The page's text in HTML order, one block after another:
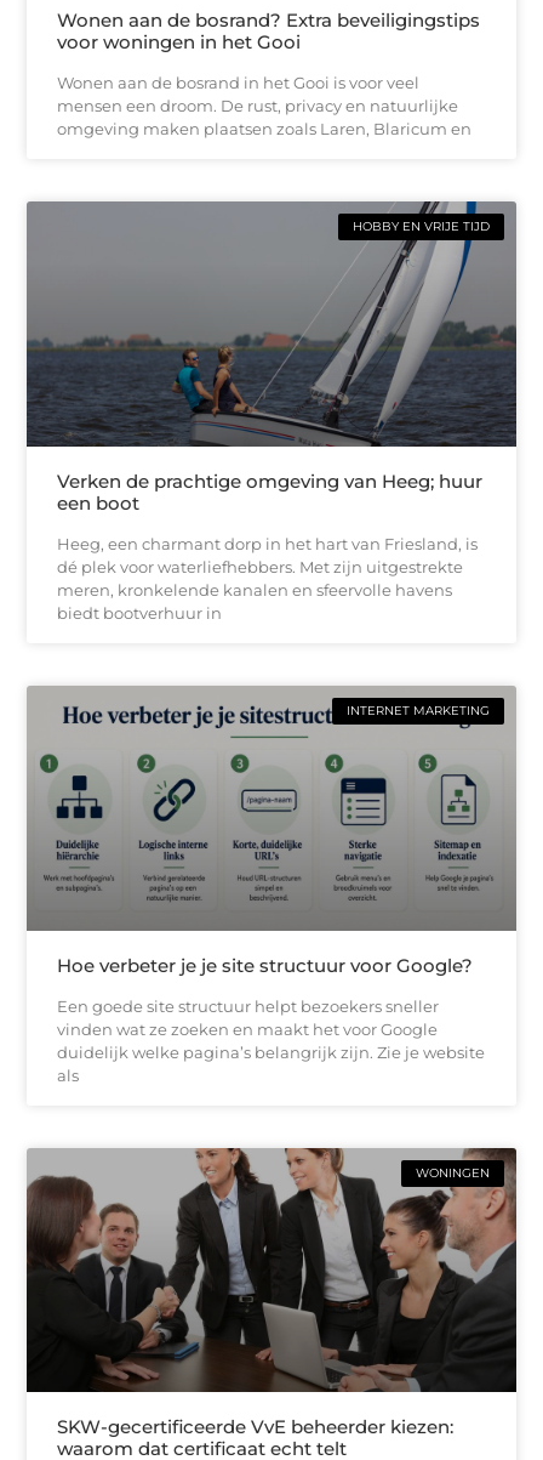
Wonen aan de bosrand? Extra beveiligingstips
voor woningen in het Gooi
Wonen aan de bosrand in het Gooi is voor veel
mensen een droom. De rust, privacy en natuurlijke
omgeving maken plaatsen zoals Laren, Blaricum en
HOBBY EN VRIJE TIJD
Verken de prachtige omgeving van Heeg; huur
een boot
Heeg, een charmant dorp in het hart van Friesland, is
dé plek voor waterliefhebbers. Met zijn uitgestrekte
meren, kronkelende kanalen en sfeervolle havens
biedt bootverhuur in
INTERNET MARKETING
Hoe verbeter je je site structuur voor Google?
Een goede site structuur helpt bezoekers sneller
vinden wat ze zoeken en maakt het voor Google
duidelijk welke pagina’s belangrijk zijn. Zie je website
als
WONINGEN
SKW-gecertificeerde VvE beheerder kiezen:
waarom dat certificaat echt telt